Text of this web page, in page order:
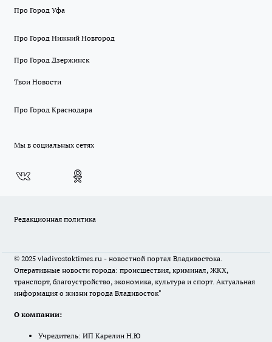
Про Город Уфа
Про Город Нижний Новгород
Про Город Дзержинск
Твои Новости
Про Город Краснодара
Мы в социальных сетях
Редакционная политика
© 2025 vladivostoktimes.ru - новостной портал Владивостока.
Оперативные новости города: происшествия, криминал, ЖКХ,
транспорт, благоустройство, экономика, культура и спорт. Актуальная
информация о жизни города Владивосток"
О компании:
Учредитель: ИП Карелин Н.Ю